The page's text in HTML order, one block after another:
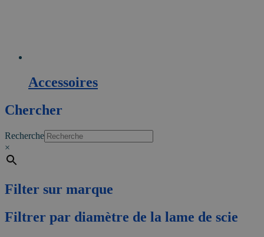
Accessoires
Chercher
Recherche
×
Filter sur marque
Filtrer par diamètre de la lame de scie